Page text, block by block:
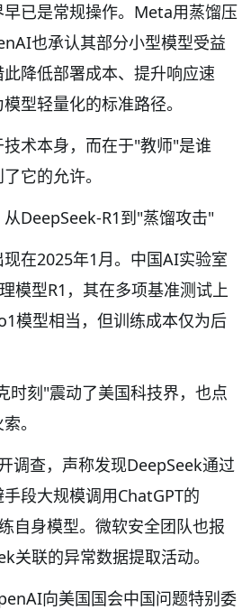
已是常规操作。Meta用蒸馏压
也承认其部分小型模型受益
降低部署成本、提升响应速
型轻量化的标准路径。
术本身，而在于"教师"是谁
它的允许。
DeepSeek-R1到"蒸馏攻击"
在2025年1月。中国AI实验室
模型R1，其在多项基准测试上
模型相当，但训练成本仅为后
时刻"震动了美国科技界，也点
。
调查，声称发现DeepSeek通过
段大规模调用ChatGPT的
自身模型。微软安全团队也报
关联的异常数据提取活动。
向美国国会中国问题特别委